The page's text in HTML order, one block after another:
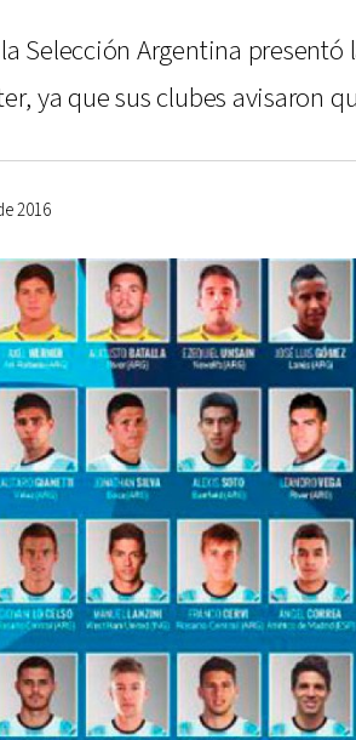
Selección Argentina
ya que sus clubes avisaron
2016